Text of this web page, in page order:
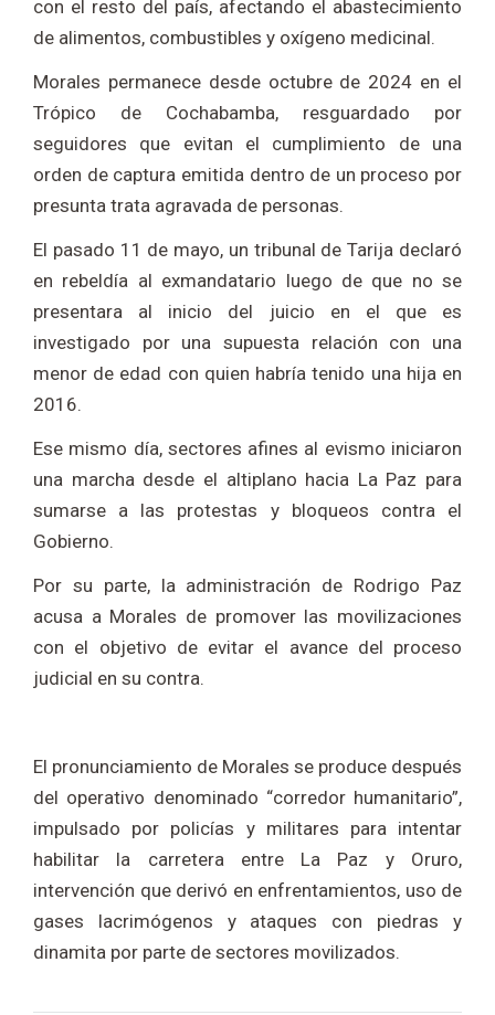
con el resto del país, afectando el abastecimiento
de alimentos, combustibles y oxígeno medicinal.
Morales permanece desde octubre de 2024 en el
Trópico de Cochabamba, resguardado por
seguidores que evitan el cumplimiento de una
orden de captura emitida dentro de un proceso por
presunta trata agravada de personas.
El pasado 11 de mayo, un tribunal de Tarija declaró
en rebeldía al exmandatario luego de que no se
presentara al inicio del juicio en el que es
investigado por una supuesta relación con una
menor de edad con quien habría tenido una hija en
2016.
Ese mismo día, sectores afines al evismo iniciaron
una marcha desde el altiplano hacia La Paz para
sumarse a las protestas y bloqueos contra el
Gobierno.
Por su parte, la administración de Rodrigo Paz
acusa a Morales de promover las movilizaciones
con el objetivo de evitar el avance del proceso
judicial en su contra.
El pronunciamiento de Morales se produce después
del operativo denominado “corredor humanitario”,
impulsado por policías y militares para intentar
habilitar la carretera entre La Paz y Oruro,
intervención que derivó en enfrentamientos, uso de
gases lacrimógenos y ataques con piedras y
dinamita por parte de sectores movilizados.